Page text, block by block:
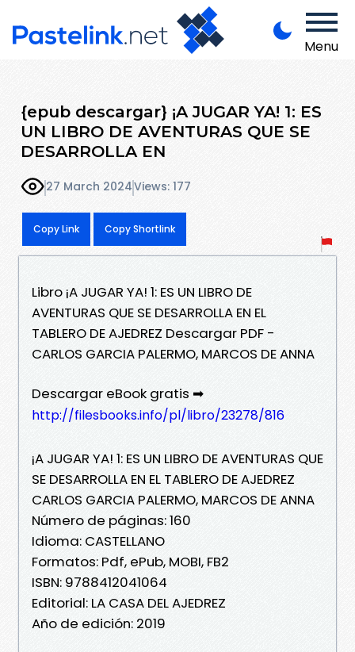
Menu
{epub descargar} ¡A JUGAR YA! 1: ES
UN LIBRO DE AVENTURAS QUE SE
DESARROLLA EN
27 March 2024Views: 177
Copy Link Copy Shortlink
Libro ¡A JUGAR YA! 1: ES UN LIBRO DE
AVENTURAS QUE SE DESARROLLA EN EL
TABLERO DE AJEDREZ Descargar PDF -
CARLOS GARCIA PALERMO, MARCOS DE ANNA
Descargar eBook gratis ➡
http://filesbooks.info/pl/libro/23278/816
¡A JUGAR YA! 1: ES UN LIBRO DE AVENTURAS QUE
SE DESARROLLA EN EL TABLERO DE AJEDREZ
CARLOS GARCIA PALERMO, MARCOS DE ANNA
Número de páginas: 160
Idioma: CASTELLANO
Formatos: Pdf, ePub, MOBI, FB2
ISBN: 9788412041064
Editorial: LA CASA DEL AJEDREZ
Año de edición: 2019